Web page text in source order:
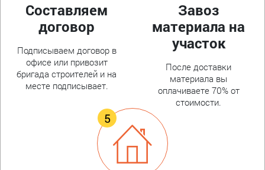
Составляем
договор
Подписываем договор в
офисе или привозит
бригада строителей и на
месте подписывает.
Завоз
материала на
участок
После доставки
материала вы
оплачиваете 70% от
стоимости.